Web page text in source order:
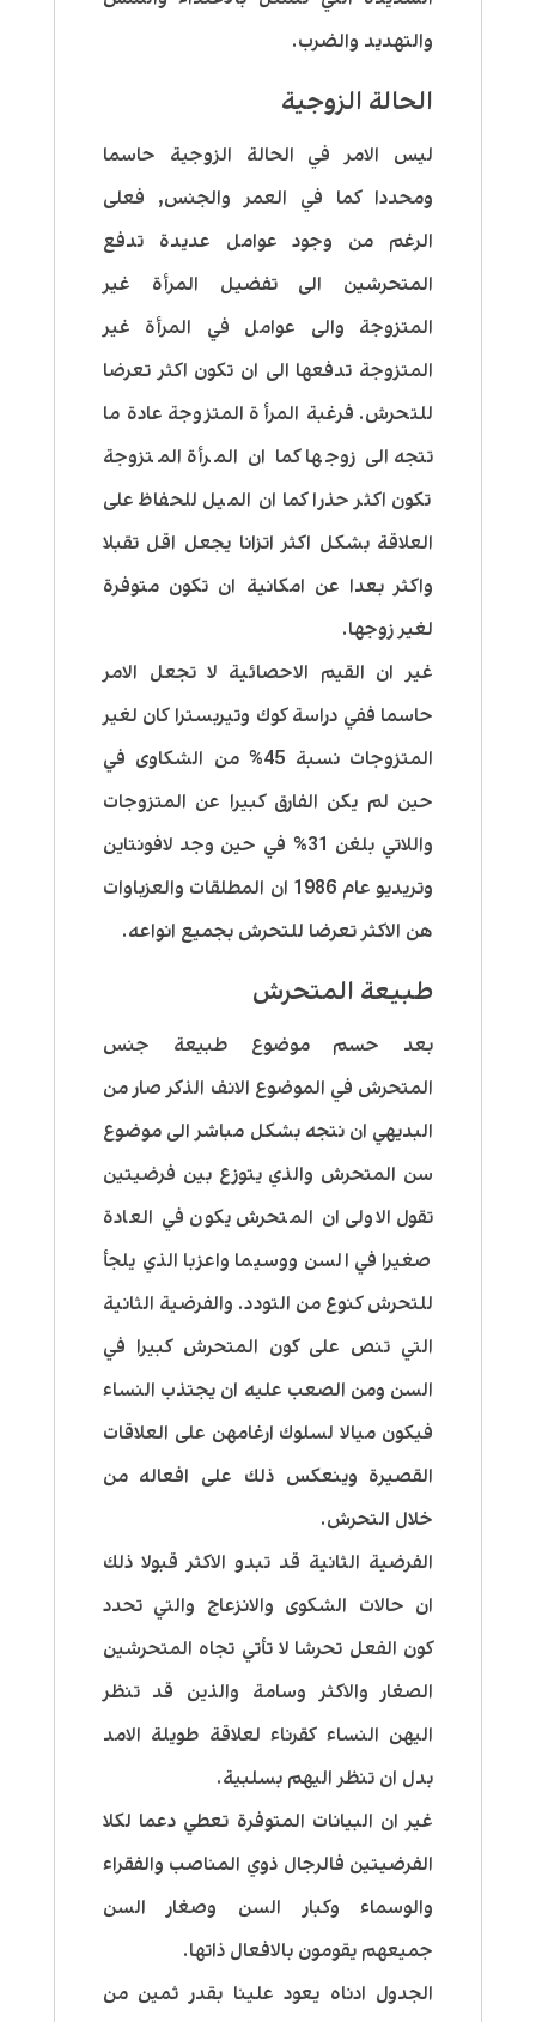
والتهديد والضرب.
الحالة الزوجية
ليس الامر في الحالة الزوجية حاسما
ومحددا كما في العمر والجنس, فعلى
الرغم من وجود عوامل عديدة تدفع
المتحرشين الى تفضيل المرأة غير
المتزوجة والى عوامل في المرأة غير
المتزوجة تدفعها الى ان تكون اكثر تعرضا
للتحرش. فرغبة المرأة المتزوجة عادة ما
تتجه الى زوجها كما ان المرأة المتزوجة
تكون اكثر حذرا كما ان الميل للحفاظ على
العلاقة بشكل اكثر اتزانا يجعل اقل تقبلا
واكثر بعدا عن امكانية ان تكون متوفرة
لغير زوجها.
غير ان القيم الاحصائية لا تجعل الامر
حاسما ففي دراسة كوك وتيربسترا كان لغير
المتزوجات نسبة 45% من الشكاوى في
حين لم يكن الفارق كبيرا عن المتزوجات
واللاتي بلغن 31% في حين وجد لافونتاين
وتريديو عام 1986 ان المطلقات والعزباوات
هن الاكثر تعرضا للتحرش بجميع انواعه.
طبيعة المتحرش
بعد حسم موضوع طبيعة جنس
المتحرش في الموضوع الانف الذكر صار من
البديهي ان نتجه بشكل مباشر الى موضوع
سن المتحرش والذي يتوزع بين فرضيتين
تقول الاولى ان المتحرش يكون في العادة
صغيرا في السن ووسيما واعزبا الذي يلجأ
للتحرش كنوع من التودد. والفرضية الثانية
التي تنص على كون المتحرش كبيرا في
السن ومن الصعب عليه ان يجتذب النساء
فيكون ميالا لسلوك ارغامهن على العلاقات
القصيرة وينعكس ذلك على افعاله من
خلال التحرش.
الفرضية الثانية قد تبدو الاكثر قبولا ذلك
ان حالات الشكوى والانزعاج والتي تحدد
كون الفعل تحرشا لا تأتي تجاه المتحرشين
الصغار والاكثر وسامة والذين قد تنظر
اليهن النساء كقرناء لعلاقة طويلة الامد
بدل ان تنظر اليهم بسلبية.
غير ان البيانات المتوفرة تعطي دعما لكلا
الفرضيتين فالرجال ذوي المناصب والفقراء
والوسماء وكبار السن وصغار السن
جميعهم يقومون بالافعال ذاتها.
الجدول ادناه يعود علينا بقدر ثمين من